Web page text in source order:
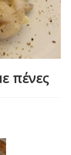
πένες